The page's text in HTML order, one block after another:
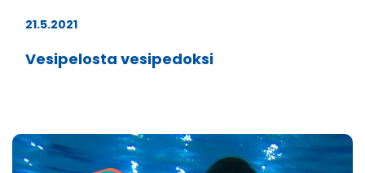
21.5.2021
Vesipelosta vesipedoksi